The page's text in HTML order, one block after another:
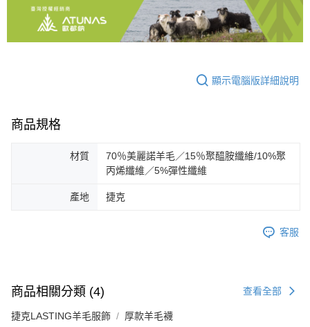
顯示電腦版詳細說明
商品規格
材質
70％美麗諾羊毛／15％聚醯胺纖維/10%聚
丙烯纖維／5%彈性纖維
產地 捷克
客服
商品相關分類 (4) 查看全部
捷克LASTING羊毛服飾 厚款羊毛襪